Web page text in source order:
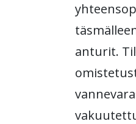
anturit.